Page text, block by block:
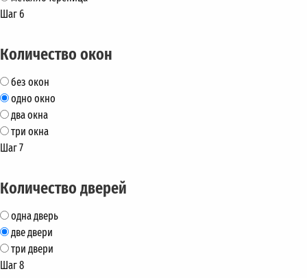
Шаг 6
Количество окон
без окон
одно окно
два окна
три окна
Шаг 7
Количество дверей
одна дверь
две двери
три двери
Шаг 8